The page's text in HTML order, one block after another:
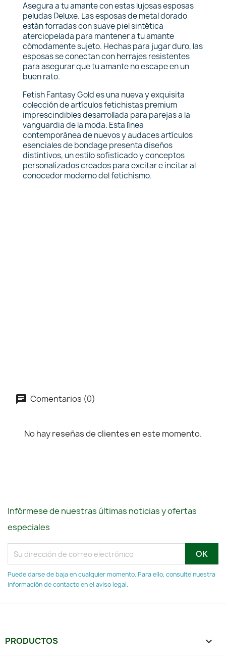
Asegura a tu amante con estas lujosas esposas
peludas Deluxe. Las esposas de metal dorado
están forradas con suave piel sintética
aterciopelada para mantener a tu amante
cómodamente sujeto. Hechas para jugar duro, las
esposas se conectan con herrajes resistentes
para asegurar que tu amante no escape en un
buen rato.
Fetish Fantasy Gold es una nueva y exquisita
colección de artículos fetichistas premium
imprescindibles desarrollada para parejas a la
vanguardia de la moda. Esta línea
contemporánea de nuevos y audaces artículos
esenciales de bondage presenta diseños
distintivos, un estilo sofisticado y conceptos
personalizados creados para excitar e incitar al
conocedor moderno del fetichismo.
Comentarios (0)
No hay reseñas de clientes en este momento.
Infórmese de nuestras últimas noticias y ofertas
especiales
Puede darse de baja en cualquier momento. Para ello, consulte nuestra
información de contacto en el aviso legal.
PRODUCTOS 